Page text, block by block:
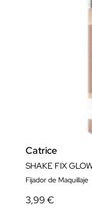
Catrice
SHAKE FIX
Fijador de Maquillaje
3,99 €